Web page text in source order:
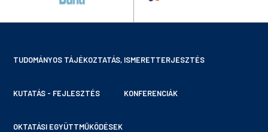
TUDOMÁNYOS TÁJÉKOZTATÁS, ISMERETTERJESZTÉS
KUTATÁS - FEJLESZTÉS KONFERENCIÁK
OKTATÁSI EGYÜTTMŰKÖDÉSEK